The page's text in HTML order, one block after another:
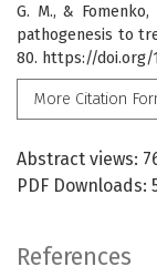
G. M., &
pathogenesis to
80. https://doi.org/
More Citation
Abstract views:
PDF Downloads:
References